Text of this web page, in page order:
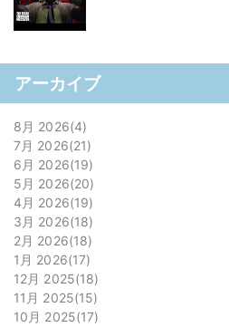
アーカイブ
8月 2026 4
7月 2026 21
6月 2026 19
5月 2026 20
4月 2026 19
3月 2026 18
2月 2026 18
1月 2026 17
12月 2025 18
11月 2025 15
10月 2025 17